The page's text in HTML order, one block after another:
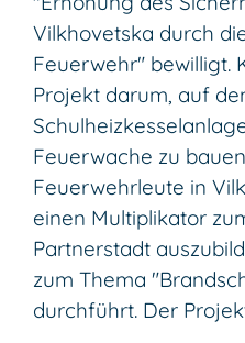
Vilkhovetska durch
Feuerwehr" bewilligt.
Projekt darum, auf
Feuerwache zu
Feuerwehrleute in
einen Multiplikator
Partnerstadt
zum Thema
durchführt. Der